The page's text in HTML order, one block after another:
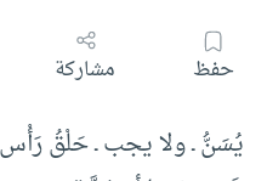
حفظ مشاركة
يُسَنُّ ـ ولا يجب ـ حَلْقُ